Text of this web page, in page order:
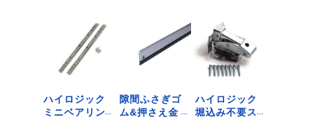
ハイロジック
ミニベアリン
隙間ふさぎゴ
ム&押さえ金
ハイロジック
堀込み不要ス